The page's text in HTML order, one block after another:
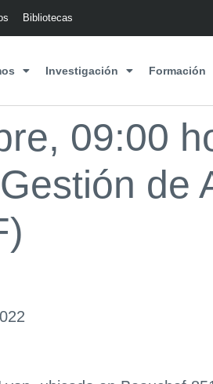
Bibliotecas
Investigación Formación
09:00
de